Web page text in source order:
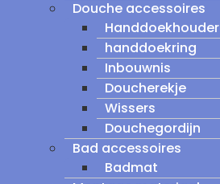
Douche accessoires
Handdoekhouder
handdoekring
Inbouwnis
Doucherekje
Wissers
Douchegordijn
Bad accessoires
Badmat